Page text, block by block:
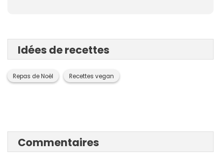
Idées de recettes
Repas de Noël Recettes vegan
Commentaires